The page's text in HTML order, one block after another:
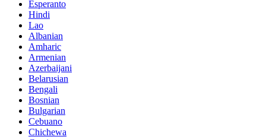
Esperanto
Hindi
Lao
Albanian
Amharic
Armenian
Azerbaijani
Belarusian
Bengali
Bosnian
Bulgarian
Cebuano
Chichewa